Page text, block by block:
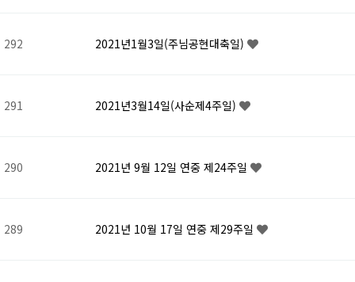
292 2021년1월3일(주님공현대축일)
291 2021년3월14일(사순제4주일)
290 2021년 9월 12일 연중 제24주일
289 2021년 10월 17일 연중 제29주일